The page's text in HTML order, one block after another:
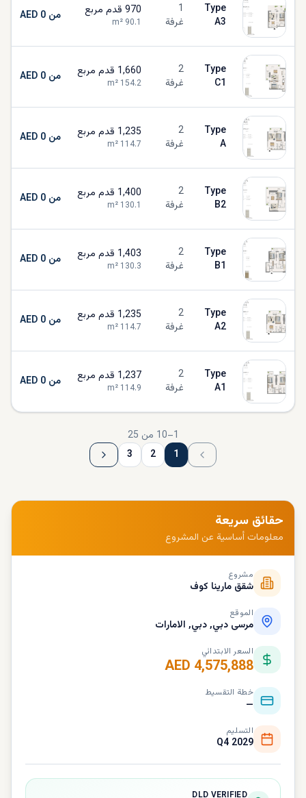
Type
A3
1
غرفة
970 قدم مربع
90.1 من AED 0
Type
C1
2
غرفة
1,660 قدم مربع
154.2 من AED 0
Type
A
2
غرفة
1,235 قدم مربع
114.7 من AED 0
Type
B2
2
غرفة
1,400 قدم مربع
130.1 من AED 0
Type
B1
2
غرفة
1,403 قدم مربع
130.3 من AED 0
Type
A2
2
غرفة
1,235 قدم مربع
114.7 من AED 0
Type
A1
2
غرفة
1,237 قدم مربع
114.9 من AED 0
1
–
10 من 25
1
2
3
حقائق سريعة
معلومات أساسية عن المشروع
مشروع
شقق مارينا كوف
الموقع
مرسى دبي, دبي, الامارات
السعر الابتدائي
AED 4,575,888
خطة التقسيط
—
التسليم
Q4 2029
DLD VERIFIED